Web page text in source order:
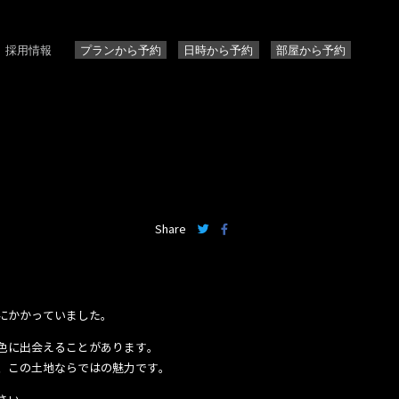
採用情報 プランから予約 日時から予約 部屋から予約
Share
かっていました。
出会えることがあります。
の土地ならではの魅力です。